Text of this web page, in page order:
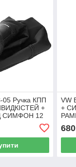
05 Ручка КПП
+
СИМФОН 12
VW
+
680